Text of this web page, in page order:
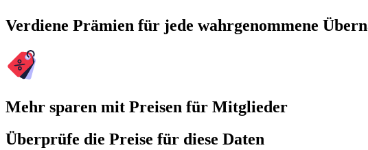
Verdiene Prämien für jede wahrgenommene
Mehr sparen mit Preisen für Mitglieder
Überprüfe die Preise für diese Daten